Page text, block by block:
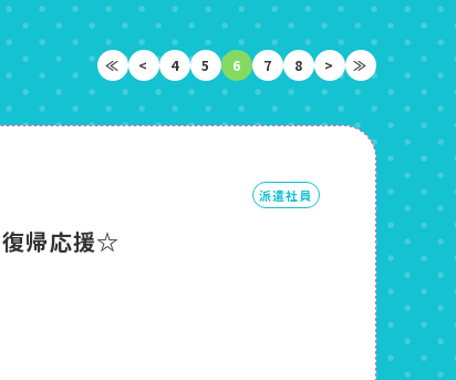
≪ < 4 5 6 7 8 > ≫
派遣社員
復帰応援☆